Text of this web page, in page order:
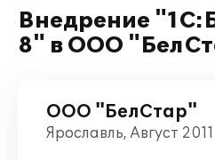
Внедрение
8" в ООО
ООО "БелСтар"
Ярославль, Август 2011